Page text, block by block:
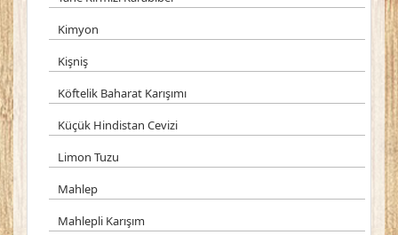
Kimyon
Kişniş
Köftelik Baharat Karışımı
Küçük Hindistan Cevizi
Limon Tuzu
Mahlep
Mahlepli Karışım